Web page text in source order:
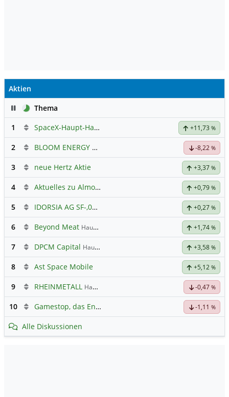
Aktien
PauseThema
1
SpaceX-Haupt-Hauptforum +11,73 %
2 BLOOM ENERGY A -8,22 %
3 neue Hertz Aktie +3,37 %
4 Aktuelles zu Almonty Industries +0,79 %
5 IDORSIA AG SF-,05 +0,27 %
6 Beyond Meat Hauptdiskussion +1,74 %
7 DPCM Capital Hauptdiskussion +3,58 %
8 Ast Space Mobile +5,12 %
9 RHEINMETALL Hauptdiskussion -0,47 %
10 Gamestop, das Ende naht -1,11 %
Alle Diskussionen